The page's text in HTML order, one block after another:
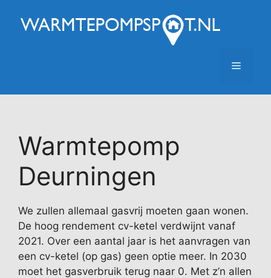
naar
Menu
Warmtepomp
Deurningen
We zullen allemaal gasvrij moeten gaan wonen.
De hoog rendement cv-ketel verdwijnt vanaf
2021. Over een aantal jaar is het aanvragen van
een cv-ketel (op gas) geen optie meer. In 2030
moet het gasverbruik terug naar 0. Met z’n allen